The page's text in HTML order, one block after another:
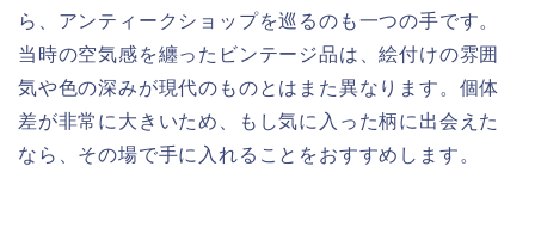
ら、アンティークショップを巡るのも一つの手です。
当時の空気感を纏ったビンテージ品は、絵付けの雰囲
気や色の深みが現代のものとはまた異なります。個体
差が非常に大きいため、もし気に入った柄に出会えた
なら、その場で手に入れることをおすすめします。